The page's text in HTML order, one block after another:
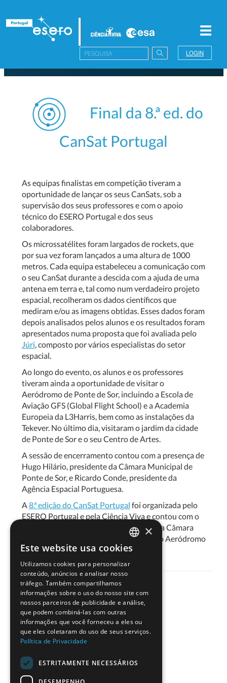
LOGIN
Final da 8.ª ed. do
CanSat Portugal
As equipas finalistas em competição tiveram a
oportunidade de lançar os seus CanSats, sob a
supervisão dos seus professores e com o apoio
técnico do ESERO Portugal e dos seus
colaboradores.
Os microssatélites foram largados de rockets, que
por sua vez foram lançados a uma altura de 1000
metros. Cada equipa estabeleceu a comunicação com
o seu CanSat durante a descida com a ajuda de uma
antena em terra e, tal como num verdadeiro projeto
espacial, recolheram os dados científicos que
mediram e/ou as imagens obtidas. Esses dados foram
depois analisados pelos alunos e os resultados foram
apresentados numa proposta que foi avaliada pelo
Júri, composto por vários especialistas do setor
espacial.
Ao longo do evento, os alunos e os professores
tiveram ainda a oportunidade de visitar o
Aeródromo de Ponte de Sor, incluindo a Escola de
Aviação GFS (Global Flight School) e a Academia
Europeia da L3Harris, bem como as instalações da
Tekever. No último dia, visitaram o jardim da cidade
de Ponte de Sor e o seu Centro de Artes.
A sessão de encerramento contou com a presença de
Hugo Hilário, presidente da Câmara Municipal de
Ponte de Sor, e Ricardo Conde, presidente da
Agência Espacial Portuguesa.
A8.ª edição do CanSat Portugal foi organizada pelo
ESERO Portugal e pela Ciência Viva e contou com o
Agência Espacial Portuguesa , da Câmara
Municipal de Ponte de Sor e do respetivo Aeródromo
Municipal.
Partilhe
PORTUGUESE
ENGLISH
×
Este website usa cookies
Utilizamos cookies para personalizar
conteúdo, anúncios e analisar nosso
tráfego. Também compartilhamos
informações sobre o uso do nosso site com
nossos parceiros de publicidade e análise,
que podem combiná-las com outras
informações que você forneceu a eles ou
que eles coletaram do uso de seus serviços.
Política de Privacidade
ESTRITAMENTE NECESSÁRIOS